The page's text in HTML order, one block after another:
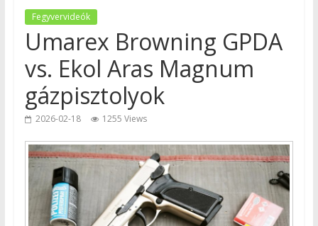
Fegyvervideók
Umarex Browning GPDA
vs. Ekol Aras Magnum
gázpisztolyok
2026-02-18 1255 Views